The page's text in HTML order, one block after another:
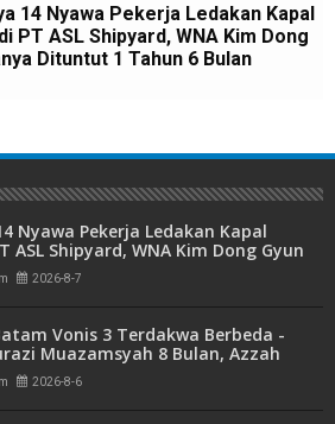
14 Nyawa Pekerja Ledakan Kapal
PT ASL Shipyard, WNA Kim Dong
Dituntut 1 Tahun 6 Bulan
Nyawa Pekerja Ledakan Kapal
ASL Shipyard, WNA Kim Dong Gyun
1 Tahun 6 Bulan
2026-8-7
Vonis 3 Terdakwa Berbeda -
Muazamsyah 8 Bulan, Azzah
Risma Divonis 2 Tahun 6 Bulan
2026-8-6